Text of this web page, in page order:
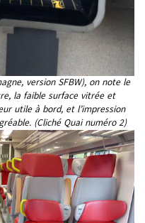
version SFBW), on note le
la faible surface vitrée et
utile à bord, et l’impression
(Cliché Quai numéro 2)